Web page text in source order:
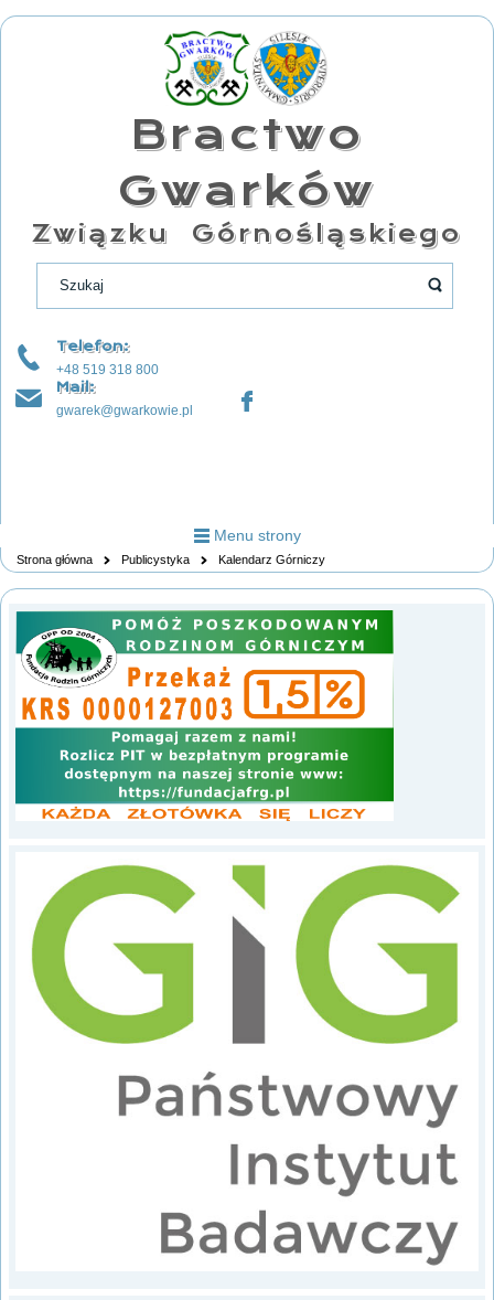
Bractwo
Gwarków
Związku Górnośląskiego
Telefon:
+48 519 318 800
Mail:
gwarek@gwarkowie.pl
Menu strony
Strona główna Publicystyka Kalendarz Górniczy